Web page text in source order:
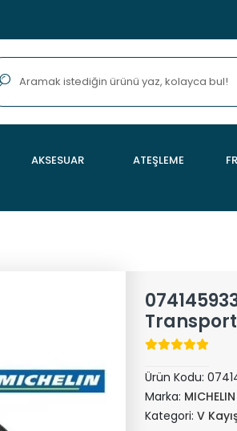
AKSESUAR ATEŞLEME
Ürün Kodu:
Marka: MICHELIN
Kategori: V